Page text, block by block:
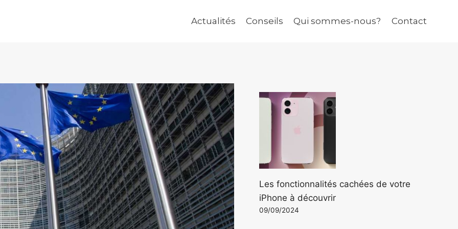
Actualités Conseils Qui sommes-nous? Contact
Les fonctionnalités cachées de votre
iPhone à découvrir
09/09/2024